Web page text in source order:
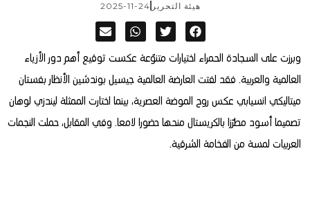
هيئة التحرير 2025-11-24
وبرزت على السجادة الحمراء اختيارات متنوّعة عكست توقيع أهم دور الأزياء
العالمية والعربية. فقد لفتت العارضة العالمية جيسيل بوندشين الأنظار بفستان
ميتاليكي انسيابي عكس روح الموضة العصرية، بينما اختارت الممثلة ليندزي لوهان
تصميما أسود مطرّزا بالكريستال منحها حضورا لامعا. وفي المقابل، حملت النجمات
العربيات لمسة من الفخامة الشرقية.